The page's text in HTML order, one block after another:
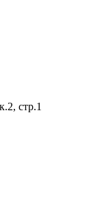
стр.1